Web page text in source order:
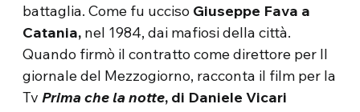
battaglia. Come fu ucciso Giuseppe Fava a
Catania, nel 1984, dai mafiosi della città.
Quando firmò il contratto come direttore per Il
giornale del Mezzogiorno, racconta il film per la
TvPrima che la notte, di Daniele Vicari